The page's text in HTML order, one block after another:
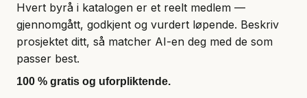
Hvert byrå i katalogen er et reelt medlem —
gjennomgått, godkjent og vurdert løpende. Beskriv
prosjektet ditt, så matcher AI-en deg med de som
passer best.
100 % gratis og uforpliktende.